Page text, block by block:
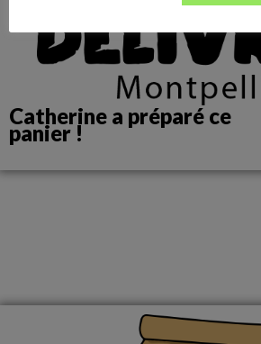
Catherine a préparé ce
panier !